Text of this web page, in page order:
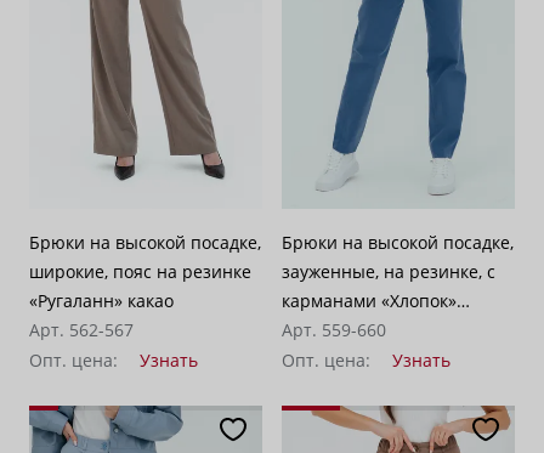
Брюки на высокой посадке,
широкие, пояс на резинке
«Ругаланн» какао
Арт. 562-567
Опт. цена:
Узнать
Брюки на высокой посадке,
зауженные, на резинке, с
карманами «Хлопок»
индиго
Арт. 559-660
Опт. цена:
Узнать